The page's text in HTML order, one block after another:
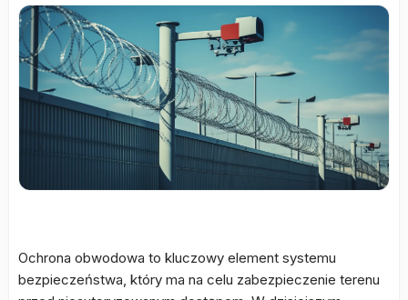
Ochrona obwodowa to kluczowy element systemu
bezpieczeństwa, który ma na celu zabezpieczenie terenu